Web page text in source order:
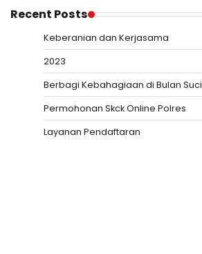
Recent Posts
Keberanian dan Kerjasama
2023
Berbagi Kebahagiaan di Bulan Suci
Permohonan Skck Online Polres
Layanan Pendaftaran